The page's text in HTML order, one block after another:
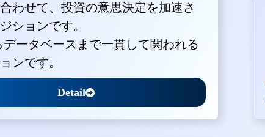
わせて、投資の意思決定を加速さ
ションです。
データベースまで一貫して関われる
ンです。
Detail